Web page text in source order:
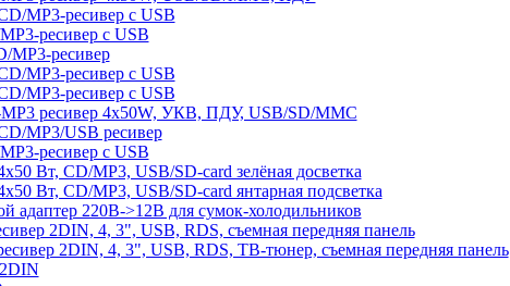
MP3-ресивер с USB
ресивер с USB
MP3-ресивер
MP3-ресивер с USB
MP3-ресивер с USB
ресивер 4х50W, УКВ, ПДУ, USB/SD/MMC
MP3/USB ресивер
ресивер с USB
Вт, CD/MP3, USB/SD-card зелёная досветка
Вт, CD/MP3, USB/SD-card янтарная подсветка
адаптер 220В->12В для сумок-холодильников
2DIN, 4, 3", USB, RDS, съемная передняя панель
2DIN, 4, 3", USB, RDS, ТВ-тюнер, съемная передняя панель